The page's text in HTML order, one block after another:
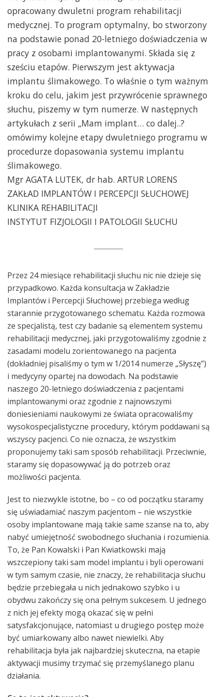
opracowany dwuletni program rehabilitacji
medycznej. To program optymalny, bo stworzony
na podstawie ponad 20-letniego doświadczenia w
pracy z osobami implantowanymi. Składa się z
sześciu etapów. Pierwszym jest aktywacja
implantu ślimakowego. To właśnie o tym ważnym
kroku do celu, jakim jest przywrócenie sprawnego
słuchu, piszemy w tym numerze. W następnych
artykułach z serii „Mam implant… co dalej..?
omówimy kolejne etapy dwuletniego programu w
procedurze dopasowania systemu implantu
ślimakowego.
Mgr AGATA LUTEK, dr hab. ARTUR LORENS
ZAKŁAD IMPLANTÓW I PERCEPCJI SŁUCHOWEJ
KLINIKA REHABILITACJI
INSTYTUT FIZJOLOGII I PATOLOGII SŁUCHU
Przez 24 miesiące rehabilitacji słuchu nic nie dzieje się
przypadkowo. Każda konsultacja w Zakładzie
Implantów i Percepcji Słuchowej przebiega według
starannie przygotowanego schematu. Każda rozmowa
ze specjalistą, test czy badanie są elementem systemu
rehabilitacji medycznej, jaki przygotowaliśmy zgodnie z
zasadami modelu zorientowanego na pacjenta
(dokładniej pisaliśmy o tym w 1/2014 numerze „Słyszę”)
i medycyny opartej na dowodach. Na podstawie
naszego 20-letniego doświadczenia z pacjentami
implantowanymi oraz zgodnie z najnowszymi
doniesieniami naukowymi ze świata opracowaliśmy
wysokospecjalistyczne procedury, którym poddawani są
wszyscy pacjenci. Co nie oznacza, że wszystkim
proponujemy taki sam sposób rehabilitacji. Przeciwnie,
staramy się dopasowywać ją do potrzeb oraz
możliwości pacjenta.
Jest to niezwykle istotne, bo – co od początku staramy
się uświadamiać naszym pacjentom – nie wszystkie
osoby implantowane mają takie same szanse na to, aby
nabyć umiejętność swobodnego słuchania i rozumienia.
To, że Pan Kowalski i Pan Kwiatkowski mają
wszczepiony taki sam model implantu i byli operowani
w tym samym czasie, nie znaczy, że rehabilitacja słuchu
będzie przebiegała u nich jednakowo szybko i u
obydwu zakończy się ona pełnym sukcesem. U jednego
z nich jej efekty mogą okazać się w pełni
satysfakcjonujące, natomiast u drugiego postęp może
być umiarkowany albo nawet niewielki. Aby
rehabilitacja była jak najbardziej skuteczna, na etapie
aktywacji musimy trzymać się przemyślanego planu
działania.